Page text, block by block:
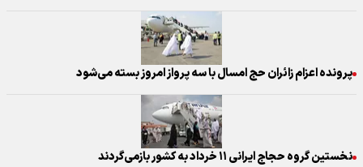
پرونده اعزام زائران حج امسال با سه پرواز امروز بسته می‌شود
نخستین گروه حجاج ایرانی ۱۱ خرداد به کشور بازمی‌گردند